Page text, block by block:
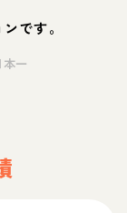
です。
一